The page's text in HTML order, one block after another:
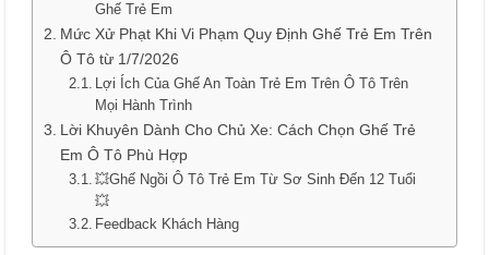
Ghế Trẻ Em
Mức Xử Phạt Khi Vi Phạm Quy Định Ghế Trẻ Em Trên
Ô Tô từ 1/7/2026
Lợi Ích Của Ghế An Toàn Trẻ Em Trên Ô Tô Trên
Mọi Hành Trình
Lời Khuyên Dành Cho Chủ Xe: Cách Chọn Ghế Trẻ
Em Ô Tô Phù Hợp
💥Ghế Ngồi Ô Tô Trẻ Em Từ Sơ Sinh Đến 12 Tuổi
💥
Feedback Khách Hàng